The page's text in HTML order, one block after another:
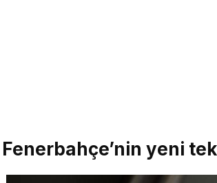
Fenerbahçe’nin yeni